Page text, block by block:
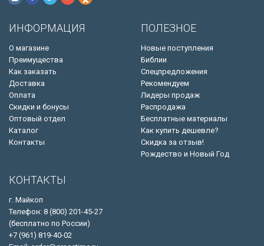
ИНФОРМАЦИЯ
О магазине
Преимущества
Как заказать
Доставка
Оплата
Скидки и бонусы
Оптовый отдел
Каталог
Контакты
ПОЛЕЗНОЕ
Новые поступления
Библии
Спецпредложения
Рекомендуем
Лидеры продаж
Распродажа
Бесплатные материалы
Как купить дешевле?
Скидка за отзыв!
Рождество и Новый Год
КОНТАКТЫ
г. Майкоп
Телефон: 8 (800) 201-45-27
(бесплатно по России)
+7 (961) 819-40-02